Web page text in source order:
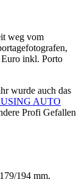
weg vom
inkl. Porto
wurde auch das
AUTO
Profi Gefallen
194 mm,